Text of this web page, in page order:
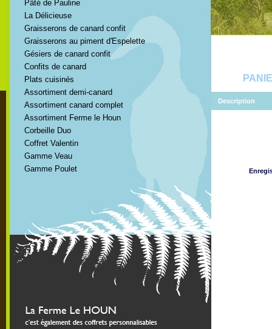
Pâté de Pauline
La Délicieuse
Graisserons de canard confit
Graisserons au piment d'Espelette
Gésiers de canard confit
Confits de canard
Plats cuisinés
Assortiment demi-canard
Assortiment canard complet
Assortiment Ferme le Houn
Corbeille Duo
Coffret Valentin
Gamme Veau
Gamme Poulet
Description